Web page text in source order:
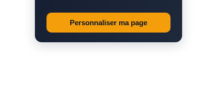
Personnaliser ma page